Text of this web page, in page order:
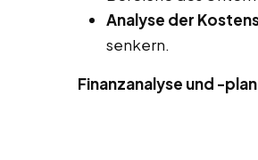
Analyse der
senkern.
Finanzanalyse und -